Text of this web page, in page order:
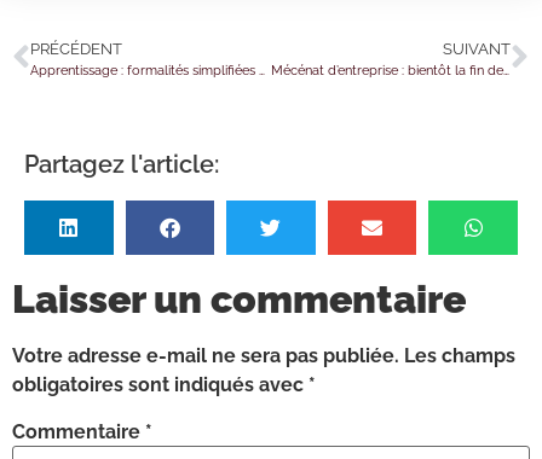
PRÉCÉDENT
Apprentissage : formalités simplifiées pour les entreprises
SUIVANT
Mécénat d’entreprise : bientôt la fin de la déclaration spécifique ?
Partagez l'article:
Laisser un commentaire
Votre adresse e-mail ne sera pas publiée. Les champs
obligatoires sont indiqués avec *
Commentaire *